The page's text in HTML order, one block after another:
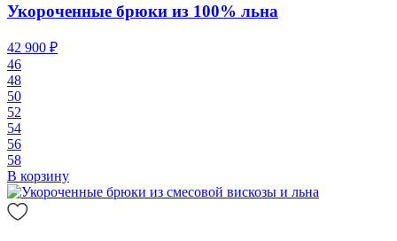
Укороченные брюки из 100% льна
42 900 ₽
46
48
50
52
54
56
58
В корзину